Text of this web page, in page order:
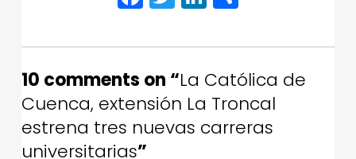
c
e
b
o
o
it
te
r
k
e
dI
n
m
p
a
rt
10 comments on “La Católica de
Cuenca, extensión La Troncal
estrena tres nuevas carreras
universitarias”